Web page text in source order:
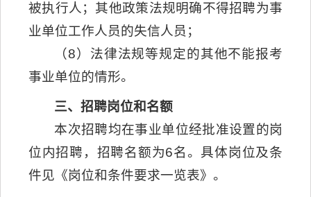
被执行人；其他政策法规明确不得招聘为事
业单位工作人员的失信人员；
（8）法律法规等规定的其他不能报考
事业单位的情形。
三、招聘岗位和名额
本次招聘均在事业单位经批准设置的岗
位内招聘，招聘名额为6名。具体岗位及条
件见《岗位和条件要求一览表》。